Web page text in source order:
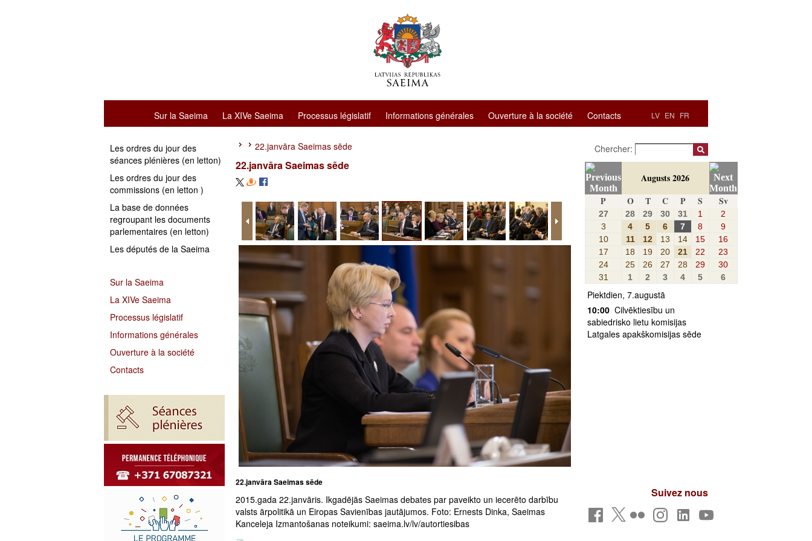
LV EN FR
Sur la Saeima La XIVe Saeima Processus législatif Informations générales Ouverture à la société Contacts
Les ordres du jour des
séances plénières (en letton)
Les ordres du jour des
commissions (en letton )
La base de données
regroupant les documents
parlementaires (en letton)
Les députés de la Saeima
Sur la Saeima
La XIVe Saeima
Processus législatif
Informations générales
Ouverture à la société
Contacts
22.janvāra Saeimas sēde
22.janvāra Saeimas sēde
22.janvāra Saeimas sēde
2015.gada 22.janvāris. Ikgadējās Saeimas debates par paveikto un iecerēto darbību
valsts ārpolitikā un Eiropas Savienības jautājumos. Foto: Ernests Dinka, Saeimas
Kanceleja Izmantošanas noteikumi: saeima.lv/lv/autortiesibas
Chercher:
Augusts 2026
P
O T C P S Sv
27 28 29 30 31 1
2
3
4 5 6 7 8
9
10
11 12 13 14 15
16
17
18 19 20 21 22
23
24
25 26 27 28 29
30
31
1 2 3 4 5 6
Piektdien, 7.augustā
10:00 Cilvēktiesību un
sabiedrisko lietu komisijas
Latgales apakškomisijas sēde
Suivez nous